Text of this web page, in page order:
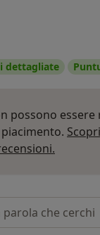
dettagliate
possono essere
recensioni